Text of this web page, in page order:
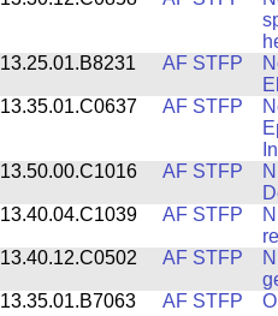
13.25.01.B8231
AF STFP
13.35.01.C0637
AF STFP
13.50.00.C1016
AF STFP
13.40.04.C1039
AF STFP
13.40.12.C0502
AF STFP
13.35.01.B7063
AF STFP